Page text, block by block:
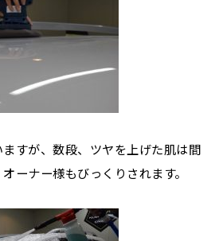
すが、数段、ツヤを上げた肌は間
ーナー様もびっくりされます。